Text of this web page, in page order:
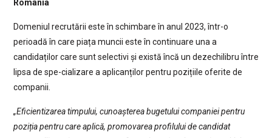
România
Domeniul recrutării este în schimbare în anul 2023, într-o
perioadă în care piața muncii este în continuare una a
candidaților care sunt selectivi și există încă un dezechilibru între
lipsa de spe-cializare a aplicanților pentru pozițiile oferite de
companii.
„Eficientizarea timpului, cunoașterea bugetului companiei pentru
poziția pentru care aplică, promovarea profilului de candidat